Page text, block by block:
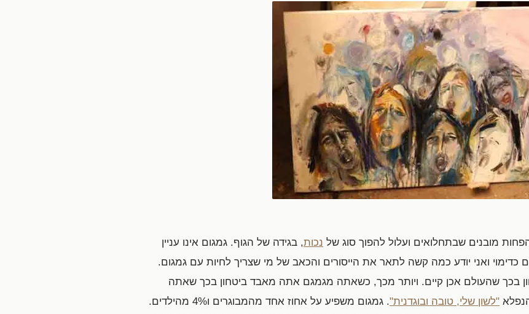
מובנים שבתחלואים ועלול להפוך סוג של נכות, בגידה של הגוף. גמגום אינו עניין
ואני יודע כמה קשה לתאר את הייסורים והכאב של מי שצריך לחיות עם גמגום.
שהעולם אכן קיים. ויותר מכך, כשאתה מגמגם אתה מאבד ביטחון בכך שאתה
"לשון שלי, טובה ובוגדנית"
. גמגום משפיע על אחוז אחד מהמבוגרים ו4% מהילדים.